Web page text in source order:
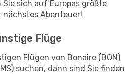
Sie sich auf Europas größte
nächstes Abenteuer!
Flüge
Flügen von Bonaire (BON)
suchen, dann sind Sie finden